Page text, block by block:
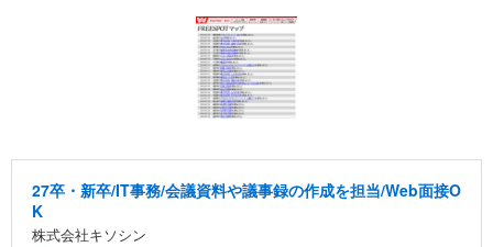
27卒・新卒/IT事務/会議資料や議事録の作成を担当/Web面接O
K
株式会社キソシン